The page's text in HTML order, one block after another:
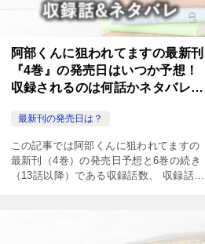
阿部くんに狙われてますの最新刊
『4巻』の発売日はいつか予想！
収録されるのは何話かネタバレも
最新刊の発売日は？
この記事では阿部くんに狙われてますの
最新刊（4巻）の発売日予想と6巻の続き
（13話以降）である収録話数、 収録話を